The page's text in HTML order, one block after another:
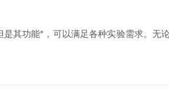
功能*，可以满足各种实验需求。无